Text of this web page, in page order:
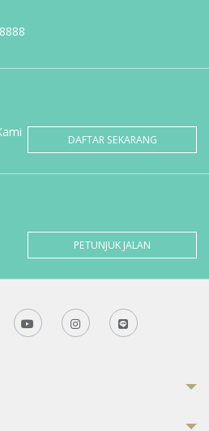
DAFTAR SEKARANG
PETUNJUK JALAN